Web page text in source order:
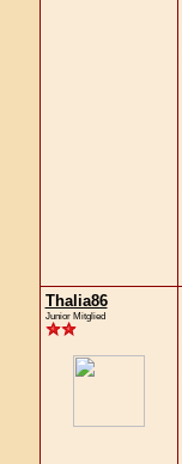
Thalia86
Junior Mitglied